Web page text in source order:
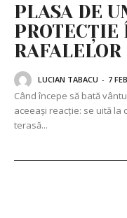
PLASA DE
PROTECȚIE
LUCIAN TABACU - 7
Când începe să bată
aceeași reacție: se uită la
terasă...